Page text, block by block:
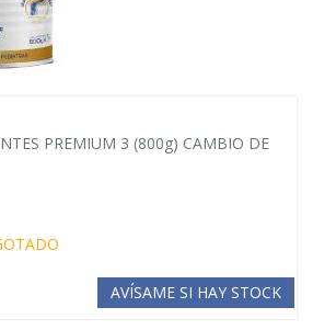
PREMIUM 3 (800g) CAMBIO DE
AVÍSAME SI HAY STOCK